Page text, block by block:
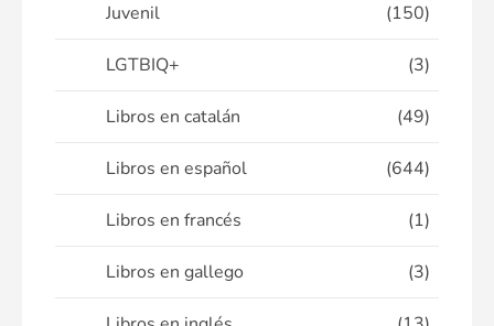
Juvenil (150)
LGTBIQ+ (3)
Libros en catalán (49)
Libros en español (644)
Libros en francés (1)
Libros en gallego (3)